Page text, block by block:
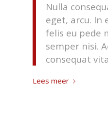
Nulla
eget, arcu. In
felis eu pede
semper nisi.
consequat
Lees meer